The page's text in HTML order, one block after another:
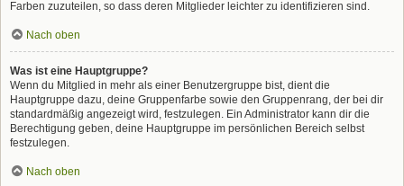
Farben zuzuteilen, so dass deren Mitglieder leichter zu identifizieren sind.
Nach oben
Was ist eine Hauptgruppe?
Wenn du Mitglied in mehr als einer Benutzergruppe bist, dient die
Hauptgruppe dazu, deine Gruppenfarbe sowie den Gruppenrang, der bei dir
standardmäßig angezeigt wird, festzulegen. Ein Administrator kann dir die
Berechtigung geben, deine Hauptgruppe im persönlichen Bereich selbst
festzulegen.
Nach oben